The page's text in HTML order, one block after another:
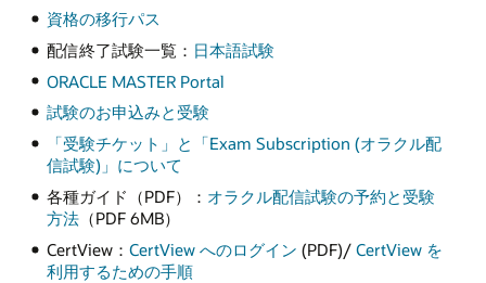
資格の移行パス
配信終了試験一覧： 日本語試験
ORACLE MASTER Portal
試験のお申込みと受験
「受験チケット」と「Exam Subscription (オラクル配
信試験)」について
各種ガイド（PDF）： オラクル配信試験の予約と受験
方法（PDF 6MB）
CertView： CertView へのログイン (PDF)/ CertView を
利用するための手順